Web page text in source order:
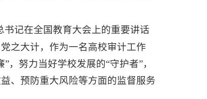
书记在全国教育大会上的重要讲话
之大计，作为一名高校审计工作
努力当好学校发展的“守护者”，
、预防重大风险等方面的监督服务